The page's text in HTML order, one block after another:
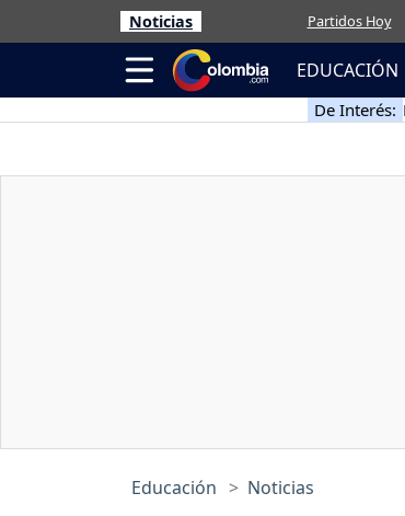
Noticias Partidos Hoy
EDUCACIÓN
De Interés:
Educación Noticias